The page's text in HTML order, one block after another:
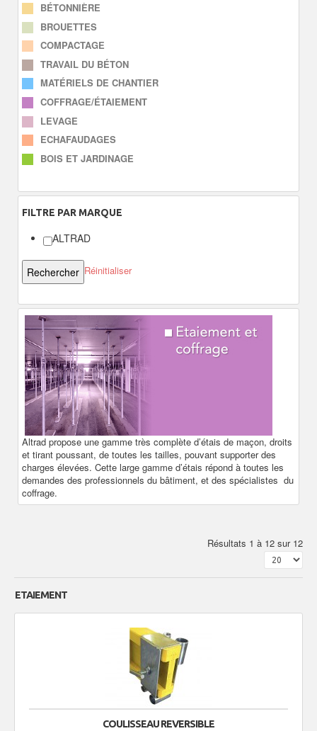
BÉTONNIÈRE
BROUETTES
COMPACTAGE
TRAVAIL DU BÉTON
MATÉRIELS DE CHANTIER
COFFRAGE/ÉTAIEMENT
LEVAGE
ECHAFAUDAGES
BOIS ET JARDINAGE
FILTRE PAR MARQUE
ALTRAD
Réinitialiser
Altrad propose une gamme très complète d’étais de maçon, droits
et tirant poussant, de toutes les tailles, pouvant supporter des
charges élevées. Cette large gamme d’étais répond à toutes les
demandes des professionnels du bâtiment, et des spécialistes du
coffrage.
Résultats 1 à 12 sur 12
ETAIEMENT
COULISSEAU REVERSIBLE